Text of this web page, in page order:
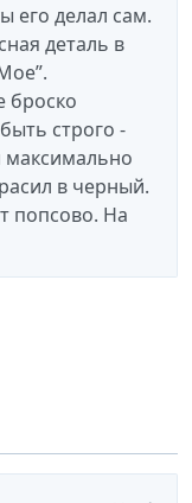
его делал сам.
деталь в
броско
строго -
максимально
в черный.
попсово. На